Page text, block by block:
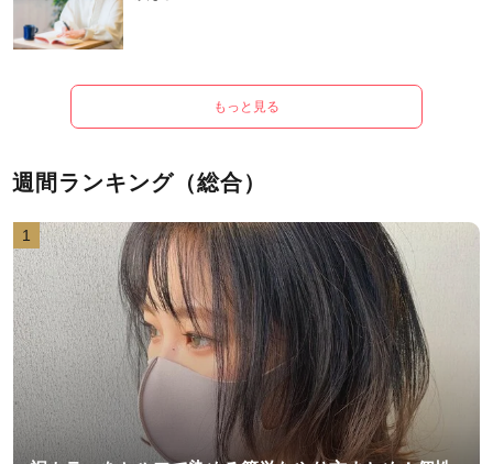
もっと見る
週間ランキング（総合）
1